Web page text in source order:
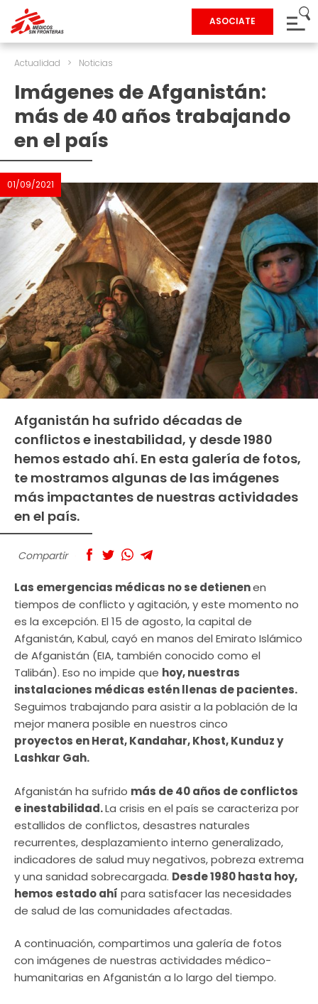
ASOCIATE
Actualidad > Noticias
Imágenes de Afganistán:
más de 40 años trabajando
en el país
01/09/2021
Afganistán ha sufrido décadas de
conflictos e inestabilidad, y desde 1980
hemos estado ahí. En esta galería de fotos,
te mostramos algunas de las imágenes
más impactantes de nuestras actividades
en el país.
Compartir
Las emergencias médicas no se detienenen
tiempos de conflicto y agitación, y este momento no
es la excepción. El 15 de agosto, la capital de
Afganistán, Kabul, cayó en manos del Emirato Islámico
de Afganistán (EIA, también conocido como el
Talibán). Eso no impide que hoy, nuestras
instalaciones médicas estén llenas de pacientes.
Seguimos trabajando para asistir a la población de la
mejor manera posible en nuestros cinco
proyectos en Herat, Kandahar, Khost, Kunduz y
Lashkar Gah.
Afganistán ha sufrido más de 40 años de conflictos
e inestabilidad.La crisis en el país se caracteriza por
estallidos de conflictos, desastres naturales
recurrentes, desplazamiento interno generalizado,
indicadores de salud muy negativos, pobreza extrema
y una sanidad sobrecargada. Desde 1980 hasta hoy,
hemos estado ahí para satisfacer las necesidades
de salud de las comunidades afectadas.
A continuación, compartimos una galería de fotos
con imágenes de nuestras actividades médico-
humanitarias en Afganistán a lo largo del tiempo.